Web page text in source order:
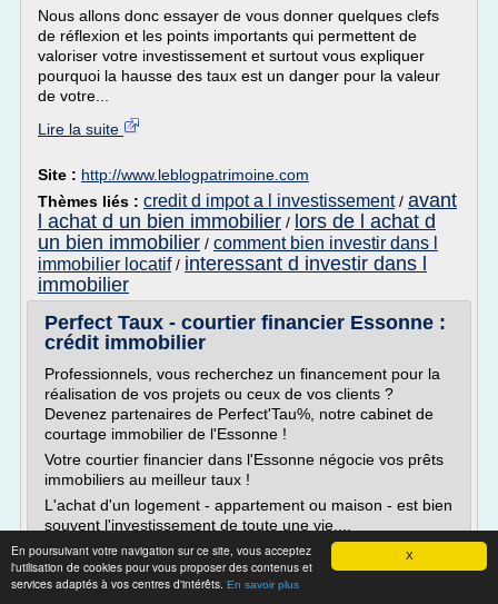
X
En poursuivant votre navigation sur ce site, vous acceptez
l'utilisation de cookies pour vous proposer des contenus et
services adaptés à vos centres d'intérêts. En savoir plus
Nous allons donc essayer de vous donner quelques clefs
de réflexion et les points importants qui permettent de
valoriser votre investissement et surtout vous expliquer
pourquoi la hausse des taux est un danger pour la valeur
de votre...
Lire la suite
Site : http://www.leblogpatrimoine.com
Thèmes liés : credit d impot a l investissement/ avant
l achat d un bien immobilier / lors de l achat d
un bien immobilier / comment bien investir dans l
immobilier locatif/ interessant d investir dans l
immobilier
Perfect Taux - courtier financier Essonne :
crédit immobilier
Professionnels, vous recherchez un financement pour la
réalisation de vos projets ou ceux de vos clients ?
Devenez partenaires de Perfect'Tau%, notre cabinet de
courtage immobilier de l'Essonne !
Votre courtier financier dans l'Essonne négocie vos prêts
immobiliers au meilleur taux !
L'achat d'un logement - appartement ou maison - est bien
souvent l'investissement de toute une vie....
Lire la suite